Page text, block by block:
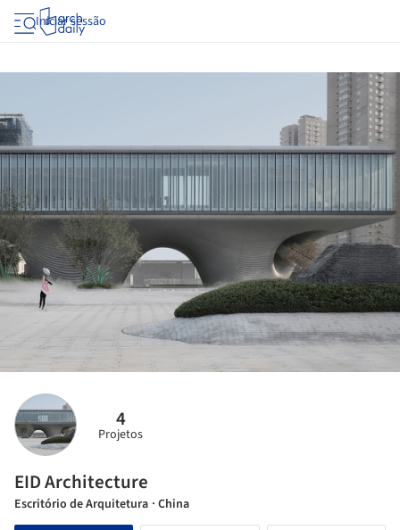
Iniciar sessão
4
Projetos
EID Architecture
Escritório de Arquitetura · China